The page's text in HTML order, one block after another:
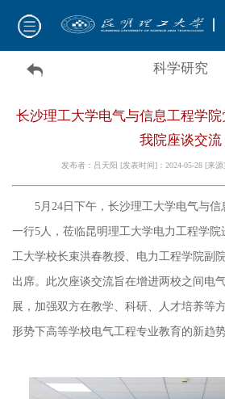
科学研究
长沙理工大学电气与信息工程学
我院座谈交流
发布者：吕天阳 [发表时间]：2024-05-28 [来
5月 24 日下午，长沙理工大学电气与
一行5人，莅临昆明理工大学电力工程学
工大学校长束洪春教授、电力工程学院副
出席。此次座谈交流旨在增进两校之间电
展，加强双方在教学、科研、人才培养等
形势下高等学校电气工程专业教育的新趋势